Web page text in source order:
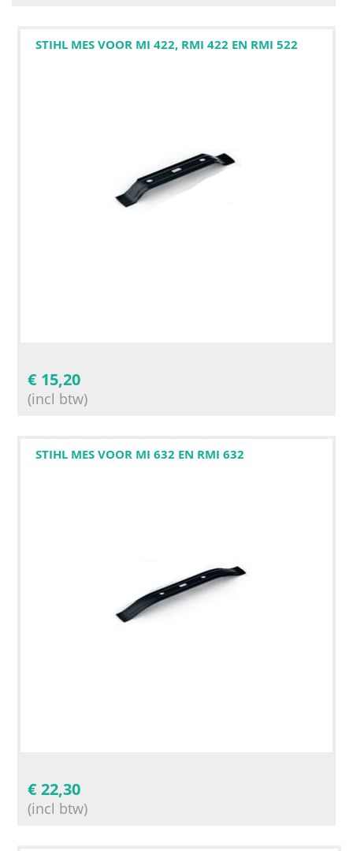
STIHL MES VOOR MI 422, RMI 422 EN RMI 522
€ 15,20
(incl btw)
STIHL MES VOOR MI 632 EN RMI 632
€ 22,30
(incl btw)